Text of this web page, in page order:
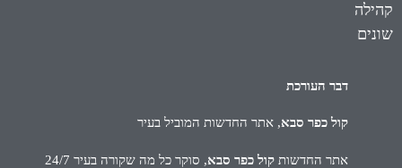
קהילה
שונים
דבר העורכת
קול כפר סבא, אתר החדשות המוביל בעיר
אתר החדשות קול כפר סבא, סוקר כל מה שקורה בעיר 24/7